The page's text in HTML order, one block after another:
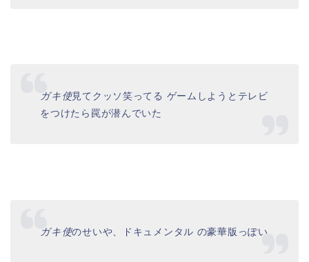
ガキ使見てクッソ笑ってる ゲームしようとテレビ
をつけたら罠が潜んでいた
ガキ使のせいや、ドキュメンタル の豪華版っぽい